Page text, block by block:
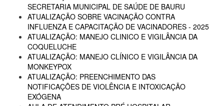
SECRETARIA MUNICIPAL DE SAÚDE DE BAURU
ATUALIZAÇÃO SOBRE VACINAÇÃO CONTRA
INFLUENZA E CAPACITAÇÃO DE VACINADORES - 2025
ATUALIZAÇÃO: MANEJO CLINICO E VIGILÂNCIA DA
COQUELUCHE
ATUALIZAÇÃO: MANEJO CLÍNICO E VIGILÂNCIA DA
MONKEYPOX
ATUALIZAÇÃO: PREENCHIMENTO DAS
NOTIFICAÇÕES DE VIOLÊNCIA E INTOXICAÇÃO
EXÓGENA